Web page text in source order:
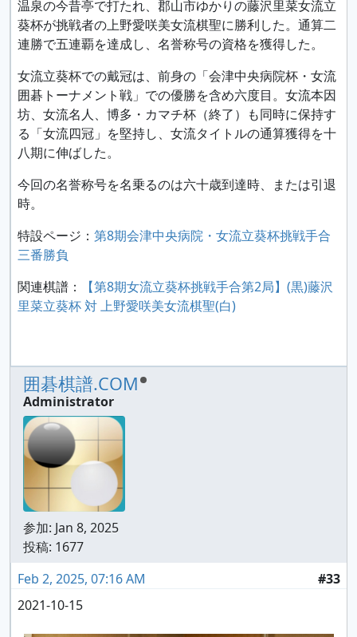
温泉の今昔亭で打たれ、郡山市ゆかりの藤沢里菜女流立
葵杯が挑戦者の上野愛咲美女流棋聖に勝利した。通算二
連勝で五連覇を達成し、名誉称号の資格を獲得した。
女流立葵杯での戴冠は、前身の「会津中央病院杯・女流
囲碁トーナメント戦」での優勝を含め六度目。女流本因
坊、女流名人、博多・カマチ杯（終了）も同時に保持す
る「女流四冠」を堅持し、女流タイトルの通算獲得を十
八期に伸ばした。
今回の名誉称号を名乗るのは六十歳到達時、または引退
時。
特設ページ： 第8期会津中央病院・女流立葵杯挑戦手合
三番勝負
関連棋譜：
【第8期女流立葵杯挑戦手合第2局】(黒)藤沢
里菜立葵杯 対 上野愛咲美女流棋聖(白)
囲碁棋譜.COM
Administrator
参加: Jan 8, 2025
投稿: 1677
Feb 2, 2025, 07:16 AM
#33
2021-10-15